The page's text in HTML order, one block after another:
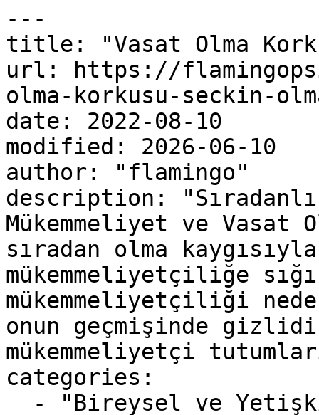
---
title: "Vasat Olma
url: https://
olma-korkusu-seckin-
date: 2022-08-10
modified: 2026-06-10
author: "flamingo"
description:
Mükemmeliyet ve Vasat
sıradan olma
mükemmeliyetçiliğe
mükemmeliyetçiliği
onun geçmişinde
mükemmeliyetçi
categories: